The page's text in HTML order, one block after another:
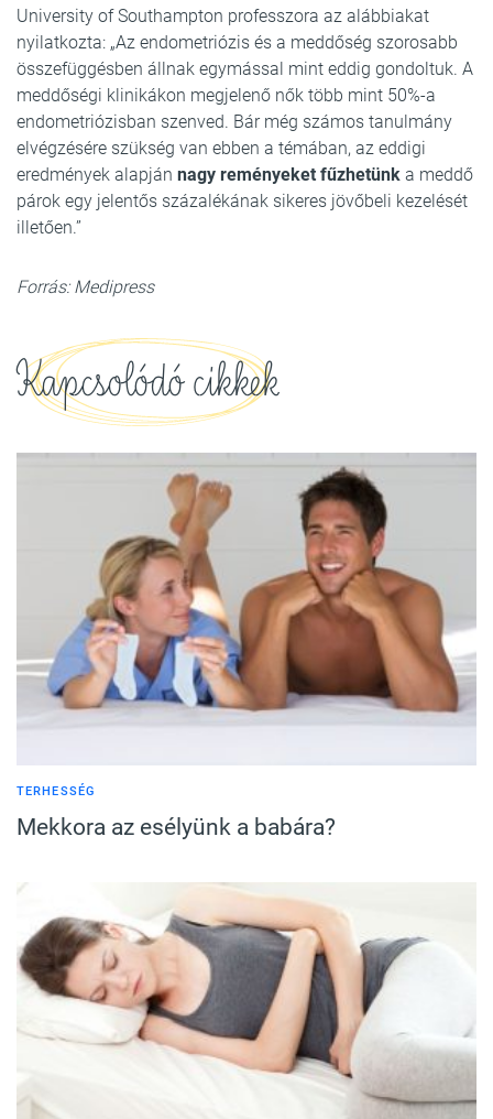
University of Southampton professzora az alábbiakat
nyilatkozta: „Az endometriózis és a meddőség szorosabb
összefüggésben állnak egymással mint eddig gondoltuk. A
meddőségi klinikákon megjelenő nők több mint 50%-a
endometriózisban szenved. Bár még számos tanulmány
elvégzésére szükség van ebben a témában, az eddigi
eredmények alapján nagy reményeket fűzhetünk a meddő
párok egy jelentős százalékának sikeres jövőbeli kezelését
illetően.”
Forrás: Medipress
Kapcsolódó cikkek
TERHESSÉG
Mekkora az esélyünk a babára?